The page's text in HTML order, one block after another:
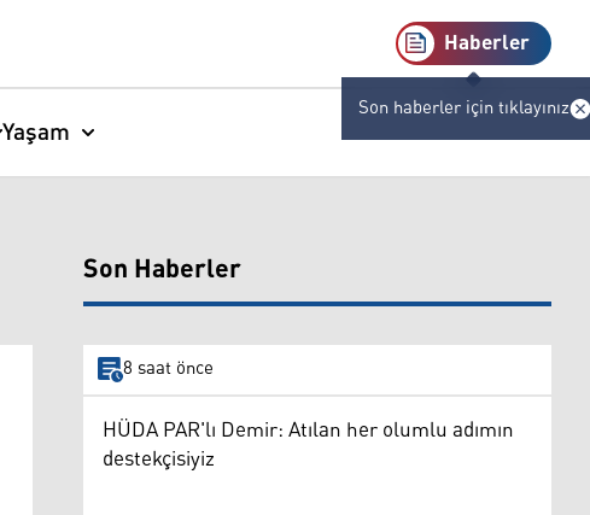
Haberler
Son haberler için tıklayınız
Yaşam
Son Haberler
8 saat önce
HÜDA PAR'lı Demir: Atılan her olumlu adımın
destekçisiyiz